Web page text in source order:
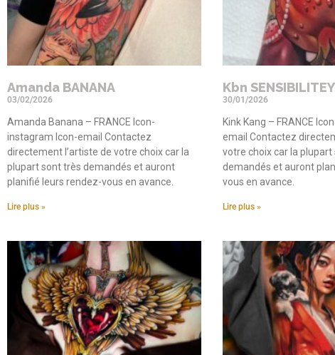
Amanda BANANA
03/02/2026
Amanda Banana – FRANCE Icon-
instagram Icon-email Contactez
directement l’artiste de votre choix car la
plupart sont très demandés et auront
planifié leurs rendez-vous en avance.
Lire plus »
Kbn SENSIBILITEY
30/01/2026
Kink Kang – FRANCE
email Contactez
votre choix car la plupart
demandés et auront
vous en avance.
Lire plus »